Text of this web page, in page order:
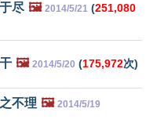
尽 🖼️ 2014/5/21 (251,080
🖼️ 2014/5/20 (175,972次)
不理 🖼️ 2014/5/19